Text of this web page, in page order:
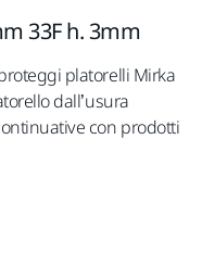
33F h. 3mm
platorelli Mirka
dall’usura
con prodotti